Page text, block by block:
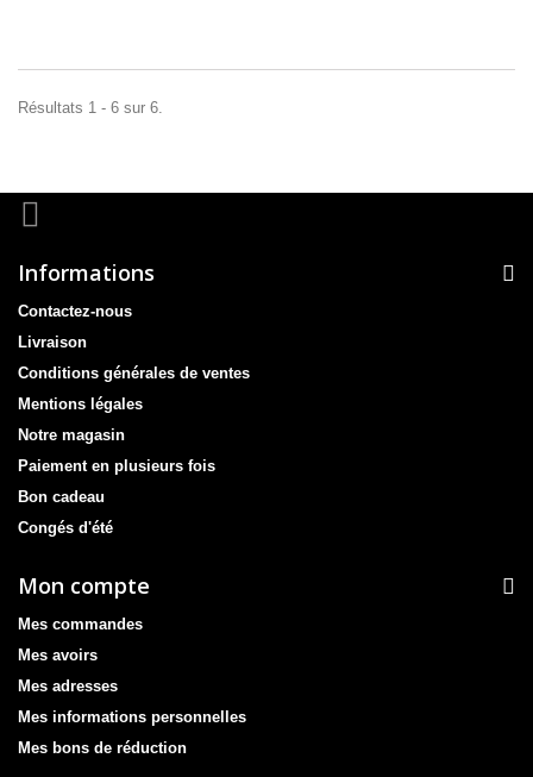
Résultats 1 - 6 sur 6.
Informations
Contactez-nous
Livraison
Conditions générales de ventes
Mentions légales
Notre magasin
Paiement en plusieurs fois
Bon cadeau
Congés d'été
Mon compte
Mes commandes
Mes avoirs
Mes adresses
Mes informations personnelles
Mes bons de réduction